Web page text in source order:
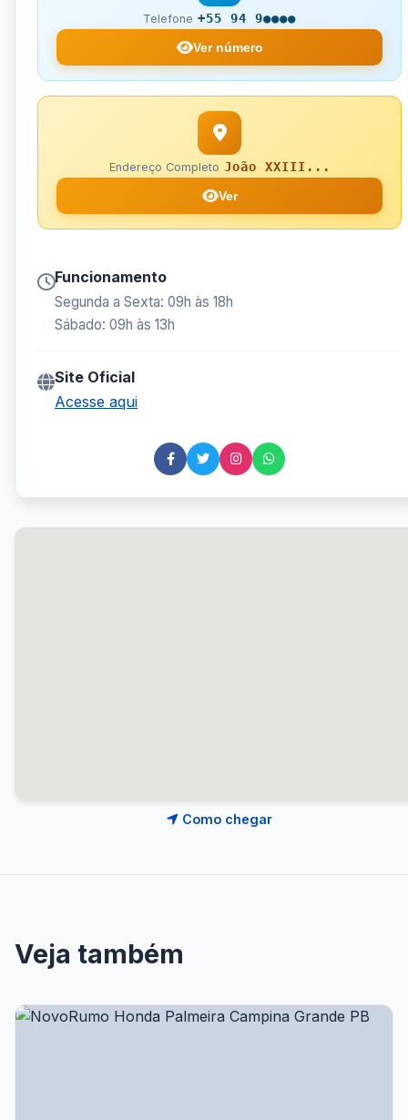
Telefone +55 94 9●●●●
Ver número
Endereço Completo João XXIII...
Ver
Funcionamento
Segunda a Sexta: 09h às 18h
Sábado: 09h às 13h
Site Oficial
Acesse aqui
Como chegar
Veja também